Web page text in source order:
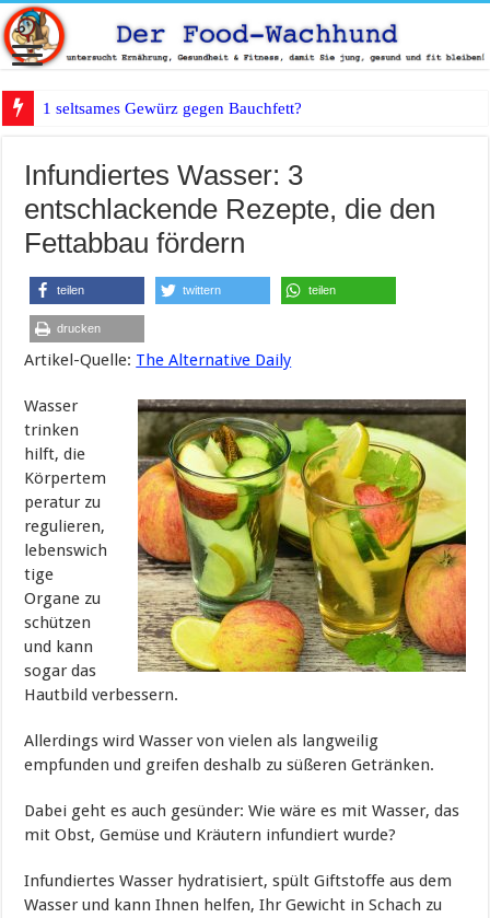
1 seltsames Gewürz gegen Bauchfett?
Infundiertes Wasser: 3
entschlackende Rezepte, die den
Fettabbau fördern
teilen twittern teilen
drucken
Artikel-Quelle: The Alternative Daily
Wasser
trinken
hilft, die
Körpertem
peratur zu
regulieren,
lebenswich
tige
Organe zu
schützen
und kann
sogar das
Hautbild verbessern.
Allerdings wird Wasser von vielen als langweilig
empfunden und greifen deshalb zu süßeren Getränken.
Dabei geht es auch gesünder: Wie wäre es mit Wasser, das
mit Obst, Gemüse und Kräutern infundiert wurde?
Infundiertes Wasser hydratisiert, spült Giftstoffe aus dem
Wasser und kann Ihnen helfen, Ihr Gewicht in Schach zu